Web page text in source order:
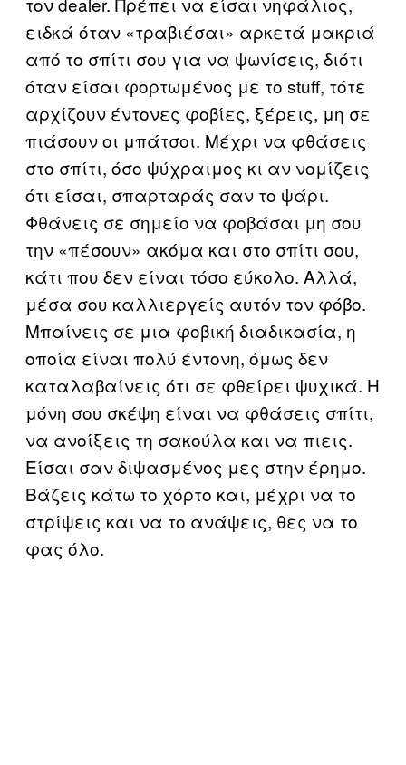
ειδκά όταν «τραβιέσαι» αρκετά μακριά
από το σπίτι σου για να ψωνίσεις, διότι
όταν είσαι φορτωμένος με το stuff, τότε
αρχίζουν έντονες φοβίες, ξέρεις, μη σε
πιάσουν οι μπάτσοι. Μέχρι να φθάσεις
στο σπίτι, όσο ψύχραιμος κι αν νομίζεις
ότι είσαι, σπαρταράς σαν το ψάρι.
Φθάνεις σε σημείο να φοβάσαι μη σου
την «πέσουν» ακόμα και στο σπίτι σου,
κάτι που δεν είναι τόσο εύκολο. Αλλά,
μέσα σου καλλιεργείς αυτόν τον φόβο.
Μπαίνεις σε μια φοβική διαδικασία, η
οποία είναι πολύ έντονη, όμως δεν
καταλαβαίνεις ότι σε φθείρει ψυχικά. Η
μόνη σου σκέψη είναι να φθάσεις σπίτι,
να ανοίξεις τη σακούλα και να πιεις.
Είσαι σαν διψασμένος μες στην έρημο.
Βάζεις κάτω το χόρτο και, μέχρι να το
στρίψεις και να το ανάψεις, θες να το
φας όλο.